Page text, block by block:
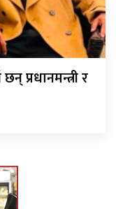
प्रधानमन्त्री र